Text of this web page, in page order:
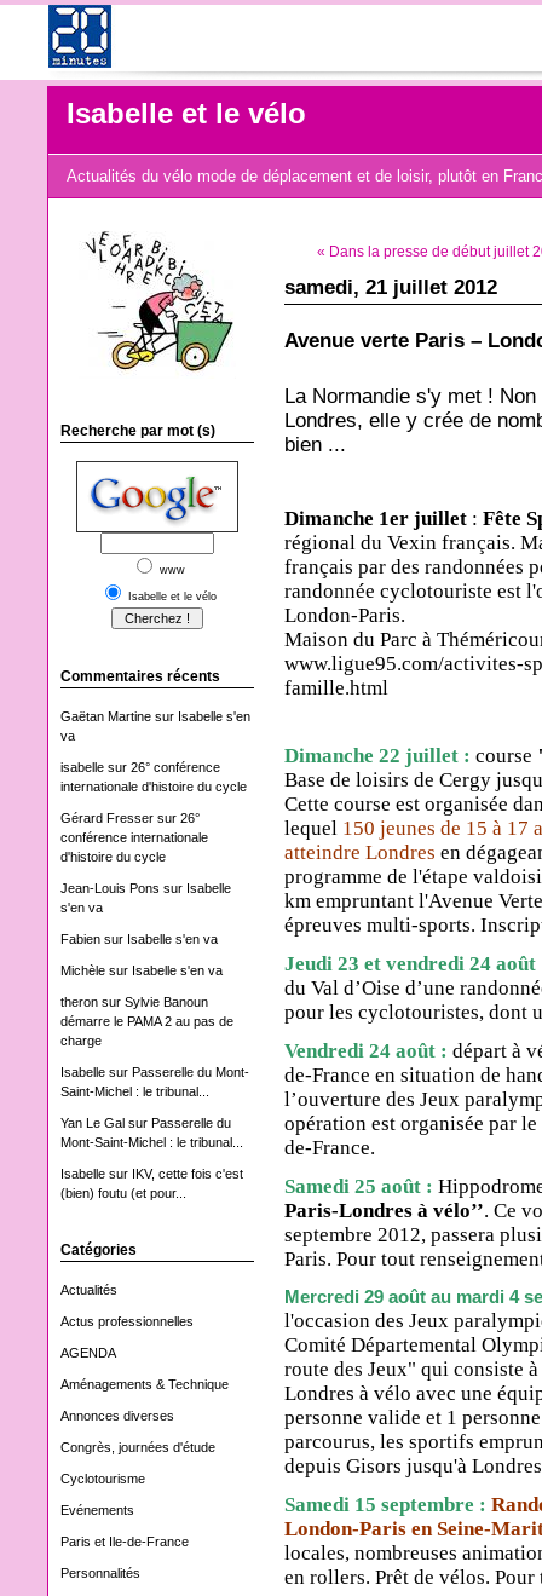
Isabelle et le vélo
Actualités du vélo mode de déplacement et de loisir, plutôt en
Recherche par mot (s)
www
Isabelle et le vélo
Commentaires récents
Gaëtan Martine sur Isabelle s'en
va
isabelle sur 26° conférence
internationale d'histoire du cycle
Gérard Fresser sur 26°
conférence internationale
d'histoire du cycle
Jean-Louis Pons sur Isabelle
s'en va
Fabien sur Isabelle s'en va
Michèle sur Isabelle s'en va
theron sur Sylvie Banoun
démarre le PAMA 2 au pas de
charge
Isabelle sur Passerelle du Mont-
Saint-Michel : le tribunal...
Yan Le Gal sur Passerelle du
Mont-Saint-Michel : le tribunal...
Isabelle sur IKV, cette fois c'est
(bien) foutu (et pour...
Catégories
Actualités
Actus professionnelles
AGENDA
Aménagements & Technique
Annonces diverses
Congrès, journées d'étude
Cyclotourisme
Evénements
Paris et Ile-de-France
Personnalités
« Dans la presse de début juillet
samedi, 21 juillet 2012
Avenue verte Paris –
La Normandie s'y met !
Londres, elle y crée de
bien ...
Dimanche 1er juillet : Fête
régional du Vexin français.
français par des randonnées
randonnée cyclotouriste est
London-Paris.
Maison du Parc à
www.ligue95.com/activites-
famille.html
Dimanche 22 juillet : course
Base de loisirs de Cergy
Cette course est organisée
lequel 150 jeunes de 15 à 17
atteindre Londres en
programme de l'étape
km empruntant l'Avenue
épreuves multi-sports.
Jeudi 23 et vendredi 24 août
du Val d’Oise d’une
pour les cyclotouristes, dont
Vendredi 24 août : départ à
de-France en situation de
l’ouverture des Jeux
opération est organisée par
de-France.
Samedi 25 août :
Paris-Londres à vélo’’. Ce
septembre 2012, passera
Paris. Pour tout
Mercredi 29 août au mardi 4
l'occasion des Jeux
Comité Départemental
route des Jeux" qui consiste
Londres à vélo avec une
personne valide et 1
parcourus, les sportifs
depuis Gisors jusqu'à
Samedi 15 septembre :
London-Paris en Seine-
locales, nombreuses
en rollers. Prêt de vélos.